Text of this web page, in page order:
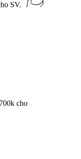
SV.
cho